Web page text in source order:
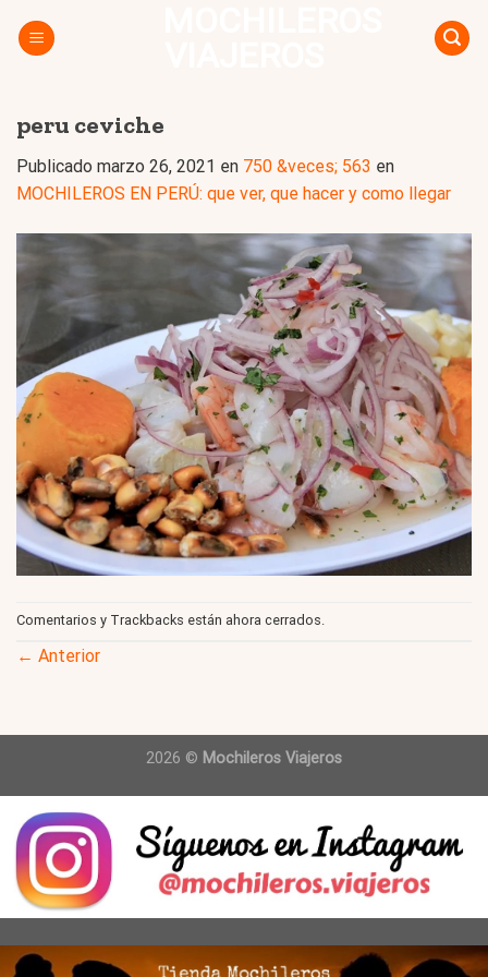
peru ceviche
Publicado marzo 26, 2021 en 750 &veces; 563 en
MOCHILEROS EN PERÚ: que ver, que hacer y como llegar
Comentarios y Trackbacks están ahora cerrados.
← Anterior
2026 © Mochileros Viajeros